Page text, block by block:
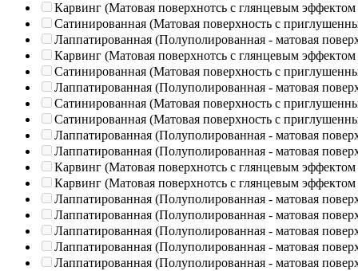
Карвинг (Матовая поверхнотсь с глянцевым эффектом
Сатинированная (Матовая поверхность с
Лаппатированная (Полуполированная - матовая
Карвинг (Матовая поверхнотсь с глянцевым эффектом
Сатинированная (Матовая поверхность с
Лаппатированная (Полуполированная - матовая
Сатинированная (Матовая поверхность с
Сатинированная (Матовая поверхность с
Лаппатированная (Полуполированная - матовая
Лаппатированная (Полуполированная - матовая
Карвинг (Матовая поверхнотсь с глянцевым эффектом
Карвинг (Матовая поверхнотсь с глянцевым эффектом
Лаппатированная (Полуполированная - матовая
Лаппатированная (Полуполированная - матовая
Лаппатированная (Полуполированная - матовая
Лаппатированная (Полуполированная - матовая
Лаппатированная (Полуполированная - матовая